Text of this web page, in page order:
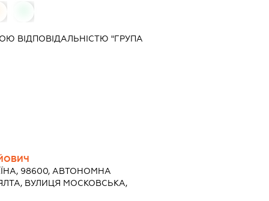
ВІДПОВІДАЛЬНІСТЮ "ГРУПА
98600, АВТОНОМНА
ВУЛИЦЯ МОСКОВСЬКА,